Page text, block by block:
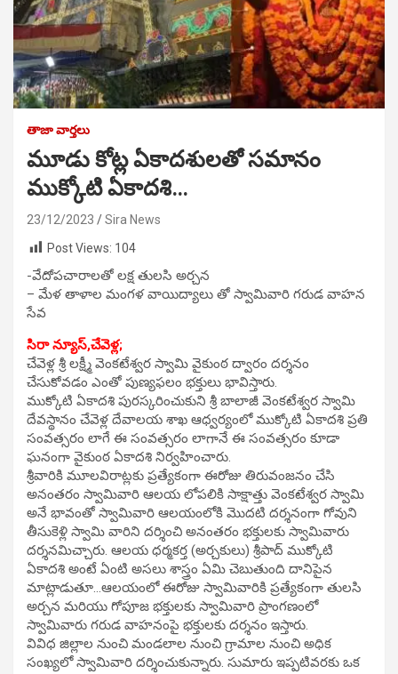
తాజా వార్తలు
మూడు కోట్ల ఏకాదశులతో సమానం
ముక్కోటి ఏకాదశి…
23/12/2023
Sira News
Post Views: 104
-వేదోపచారాలతో లక్ష తులసి అర్చన
– మేళ తాళాల మంగళ వాయిద్యాలు తో స్వామివారి గరుడ వాహన
సేవ
సిరా న్యూస్,చేవెళ్ల;
చేవెళ్ల శ్రీ లక్ష్మీ వెంకటేశ్వర స్వామి వైకుంఠ ద్వారం దర్శనం
చేసుకోవడం ఎంతో పుణ్యఫలం భక్తులు భావిస్తారు.
ముక్కోటి ఏకాదశి పురస్కరించుకుని శ్రీ బాలాజీ వెంకటేశ్వర స్వామి
దేవస్థానం చేవెళ్ల దేవాలయ శాఖ ఆధ్వర్యంలో ముక్కోటి ఏకాదశి ప్రతి
సంవత్సరం లాగే ఈ సంవత్సరం లాగానే ఈ సంవత్సరం కూడా
ఘనంగా వైకుంఠ ఏకాదశి నిర్వహించారు.
శ్రీవారికి మూలవిరాట్లకు ప్రత్యేకంగా ఈరోజు తిరువంజనం చేసి
అనంతరం స్వామివారి ఆలయ లోపలికి సాక్షాత్తు వెంకటేశ్వర స్వామి
అనే భావంతో స్వామివారి ఆలయంలోకి మొదటి దర్శనంగా గోవుని
తీసుకెళ్లి స్వామి వారిని దర్శించి అనంతరం భక్తులకు స్వామివారు
దర్శనమిచ్చారు. ఆలయ ధర్మకర్త (అర్చకులు) శ్రీపాద్ ముక్కోటి
ఏకాదశి అంటే ఏంటి అసలు శాస్త్రం ఏమి చెబుతుంది దానిపైన
మాట్లాడుతూ…ఆలయంలో ఈరోజు స్వామివారికి ప్రత్యేకంగా తులసి
అర్చన మరియు గోపూజ భక్తులకు స్వామివారి ప్రాంగణంలో
స్వామివారు గరుడ వాహనంపై భక్తులకు దర్శనం ఇస్తారు.
వివిధ జిల్లాల నుంచి మండలాల నుంచి గ్రామాల నుంచి అధిక
సంఖ్యలో స్వామివారి దర్శించుకున్నారు. సుమారు ఇప్పటివరకు ఒక